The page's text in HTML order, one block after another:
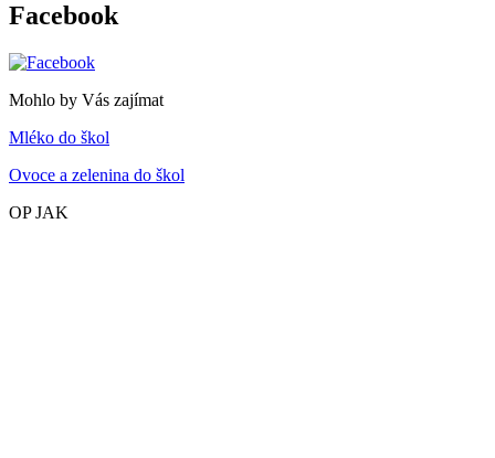
Facebook
Mohlo by Vás zajímat
Mléko do škol
Ovoce a zelenina do škol
OP JAK